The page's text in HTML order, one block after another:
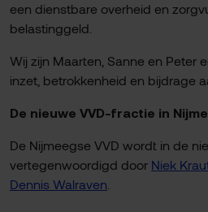
een dienstbare overheid en
belastinggeld.
Wij zijn Maarten, Sanne en Peter
inzet, betrokkenheid en bijdrage
De nieuwe VVD-fractie in
De Nijmeegse VVD wordt in de
vertegenwoordigd door Niek
Dennis Walraven